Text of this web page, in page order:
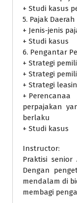
+ Studi kasus
5. Pajak Daerah
+ Jenis-jenis
+ Studi kasus
6. Pengantar
+ Strategi
+ Strategi
+ Strategi
+
perpajakan
berlaku
+ Studi kasus
Instructor:
Praktisi senior
Dengan
mendalam di
membagi